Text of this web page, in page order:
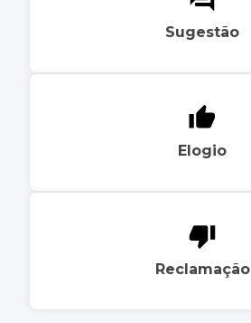
Sugestão
Elogio
Reclamação